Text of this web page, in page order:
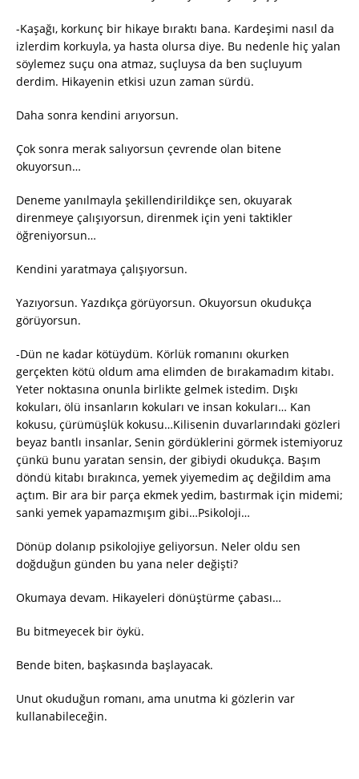
-Kaşağı, korkunç bir hikaye bıraktı bana. Kardeşimi nasıl da
izlerdim korkuyla, ya hasta olursa diye. Bu nedenle hiç yalan
söylemez suçu ona atmaz, suçluysa da ben suçluyum
derdim. Hikayenin etkisi uzun zaman sürdü.
Daha sonra kendini arıyorsun.
Çok sonra merak salıyorsun çevrende olan bitene
okuyorsun…
Deneme yanılmayla şekillendirildikçe sen, okuyarak
direnmeye çalışıyorsun, direnmek için yeni taktikler
öğreniyorsun…
Kendini yaratmaya çalışıyorsun.
Yazıyorsun. Yazdıkça görüyorsun. Okuyorsun okudukça
görüyorsun.
-Dün ne kadar kötüydüm. Körlük romanını okurken
gerçekten kötü oldum ama elimden de bırakamadım kitabı.
Yeter noktasına onunla birlikte gelmek istedim. Dışkı
kokuları, ölü insanların kokuları ve insan kokuları… Kan
kokusu, çürümüşlük kokusu…Kilisenin duvarlarındaki gözleri
beyaz bantlı insanlar, Senin gördüklerini görmek istemiyoruz
çünkü bunu yaratan sensin, der gibiydi okudukça. Başım
döndü kitabı bırakınca, yemek yiyemedim aç değildim ama
açtım. Bir ara bir parça ekmek yedim, bastırmak için midemi;
sanki yemek yapamazmışım gibi…Psikoloji…
Dönüp dolanıp psikolojiye geliyorsun. Neler oldu sen
doğduğun günden bu yana neler değişti?
Okumaya devam. Hikayeleri dönüştürme çabası…
Bu bitmeyecek bir öykü.
Bende biten, başkasında başlayacak.
Unut okuduğun romanı, ama unutma ki gözlerin var
kullanabileceğin.